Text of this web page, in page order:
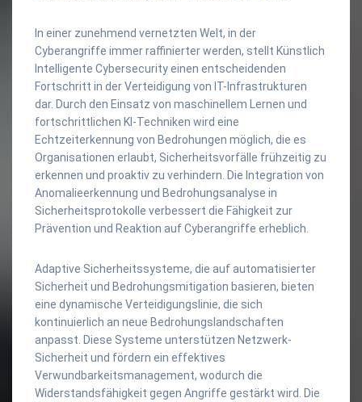
In einer zunehmend vernetzten Welt, in der
Cyberangriffe immer raffinierter werden, stellt Künstlich
Intelligente Cybersecurity einen entscheidenden
Fortschritt in der Verteidigung von IT-Infrastrukturen
dar. Durch den Einsatz von maschinellem Lernen und
fortschrittlichen KI-Techniken wird eine
Echtzeiterkennung von Bedrohungen möglich, die es
Organisationen erlaubt, Sicherheitsvorfälle frühzeitig zu
erkennen und proaktiv zu verhindern. Die Integration von
Anomalieerkennung und Bedrohungsanalyse in
Sicherheitsprotokolle verbessert die Fähigkeit zur
Prävention und Reaktion auf Cyberangriffe erheblich.
Adaptive Sicherheitssysteme, die auf automatisierter
Sicherheit und Bedrohungsmitigation basieren, bieten
eine dynamische Verteidigungslinie, die sich
kontinuierlich an neue Bedrohungslandschaften
anpasst. Diese Systeme unterstützen Netzwerk-
Sicherheit und fördern ein effektives
Verwundbarkeitsmanagement, wodurch die
Widerstandsfähigkeit gegen Angriffe gestärkt wird. Die